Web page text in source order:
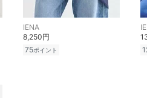
IENA
8,250円
75ポイント